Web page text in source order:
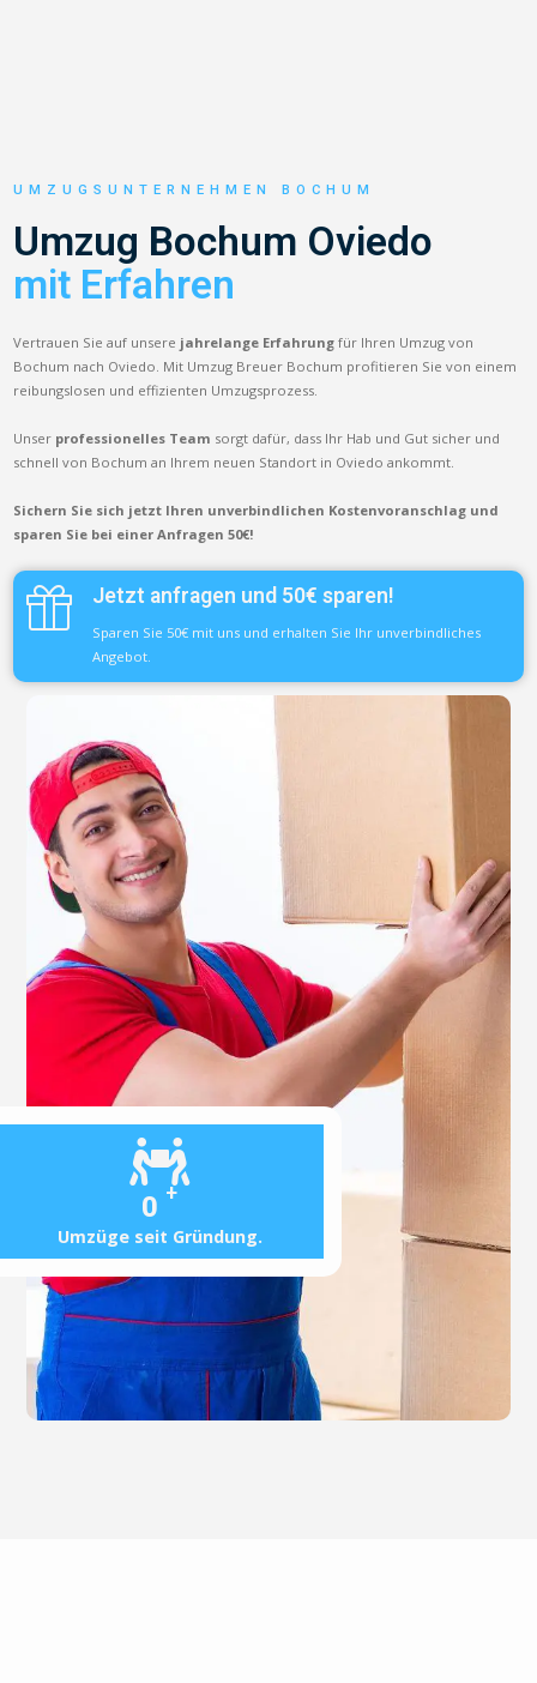
0 +
Umzüge seit Gründung.
UMZUGSUNTERNEHMEN BOCHUM
Umzug Bochum Oviedo
mit Erfahren
Vertrauen Sie auf unsere jahrelange Erfahrung für Ihren Umzug von
Bochum nach Oviedo. Mit Umzug Breuer Bochum profitieren Sie von einem
reibungslosen und effizienten Umzugsprozess.
Unser professionelles Team sorgt dafür, dass Ihr Hab und Gut sicher und
schnell von Bochum an Ihrem neuen Standort in Oviedo ankommt.
Sichern Sie sich jetzt Ihren unverbindlichen Kostenvoranschlag und
sparen Sie bei einer Anfragen 50€!
Jetzt anfragen und 50€ sparen!
Sparen Sie 50€ mit uns und erhalten Sie Ihr unverbindliches
Angebot.